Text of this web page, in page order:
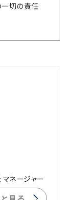
一切の責任
ネージャー